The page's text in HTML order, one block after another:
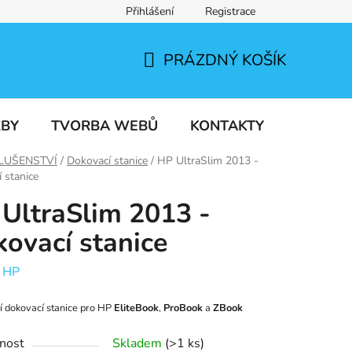
Přihlášení Registrace
KOŠÍK
PRÁZDNÝ KOŠÍK
TVORBA WEBŮ KONTAKTY
/ Dokovací stanice / HP UltraSlim 2013 -
stanice
2013 -
stanice
HP
stanice pro HP EliteBook, ProBooka ZBook
Skladem (>1 ks)